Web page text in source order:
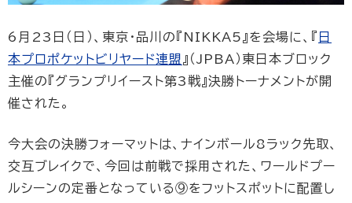
6月23日（日）、東京・品川の『NIKKA5』を会場に、『 日
本プロポケットビリヤード連盟 』（JPBA）東日本ブロック
主催の『グランプリイースト第3戦』決勝トーナメントが開
催された。
今大会の決勝フォーマットは、ナインボール8ラック先取、
交互ブレイクで、今回は前戦で採用された、ワールドプー
ルシーンの定番となっている⑨をフットスポットに配置し